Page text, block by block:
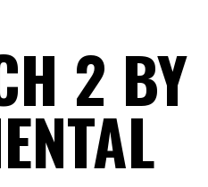
2 BY